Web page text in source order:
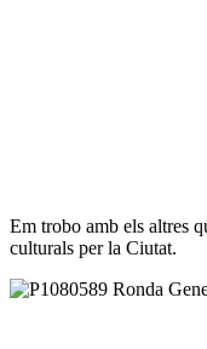
Em trobo amb els altres
culturals per la Ciutat.